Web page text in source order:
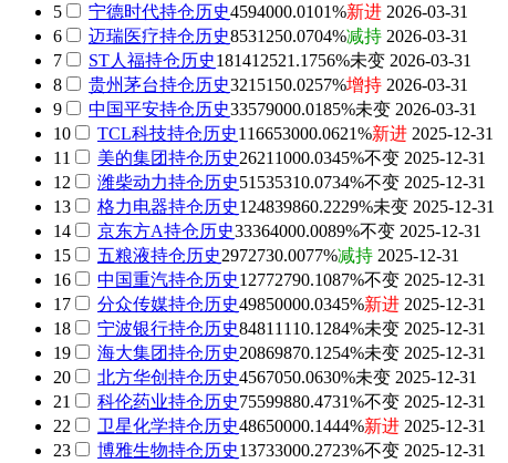
5
宁德时代持仓历史4594000.0101%新进 2026-03-31
6
迈瑞医疗持仓历史8531250.0704%减持 2026-03-31
7
ST人福持仓历史181412521.1756%未变 2026-03-31
8
贵州茅台持仓历史3215150.0257%增持 2026-03-31
9
中国平安持仓历史33579000.0185%未变 2026-03-31
10
TCL科技持仓历史116653000.0621%新进 2025-12-31
11
美的集团持仓历史26211000.0345%不变 2025-12-31
12
潍柴动力持仓历史51535310.0734%不变 2025-12-31
13
格力电器持仓历史124839860.2229%未变 2025-12-31
14
京东方A持仓历史33364000.0089%不变 2025-12-31
15
五粮液持仓历史2972730.0077%减持 2025-12-31
16
中国重汽持仓历史12772790.1087%不变 2025-12-31
17
分众传媒持仓历史49850000.0345%新进 2025-12-31
18
宁波银行持仓历史84811110.1284%未变 2025-12-31
19
海大集团持仓历史20869870.1254%未变 2025-12-31
20
北方华创 持仓历史4567050.0630%未变 2025-12-31
21
科伦药业持仓历史75599880.4731%不变 2025-12-31
22
卫星化学持仓历史48650000.1444%新进 2025-12-31
23
博雅生物持仓历史13733000.2723%不变 2025-12-31